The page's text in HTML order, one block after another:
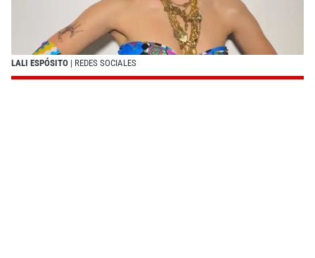
LALI ESPÓSITO | REDES SOCIALES